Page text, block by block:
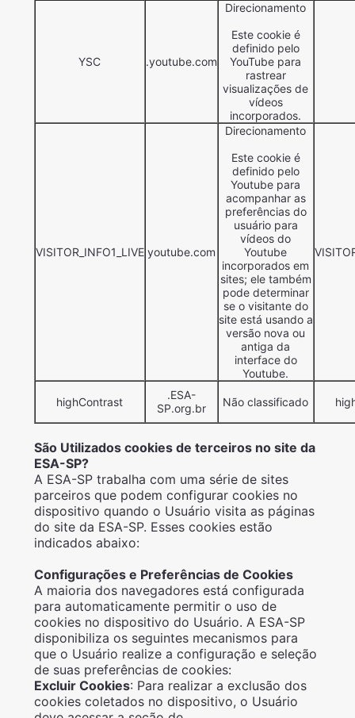
YSC .youtube.com
Direcionamento
Este cookie é
definido pelo
YouTube para
rastrear
visualizações de
vídeos
incorporados.
VISITOR_INFO1_LIVE youtube.com
Direcionamento
Este cookie é
definido pelo
Youtube para
acompanhar as
preferências do
usuário para
vídeos do
Youtube
incorporados em
sites; ele também
pode determinar
se o visitante do
site está usando a
versão nova ou
antiga da
interface do
Youtube.
highContrast
.ESA-
SP.org.br
Não classificado
São Utilizados cookies de terceiros no site da
ESA-SP?
A ESA-SP trabalha com uma série de sites
parceiros que podem configurar cookies no
dispositivo quando o Usuário visita as páginas
do site da ESA-SP. Esses cookies estão
indicados abaixo:
Configurações e Preferências de Cookies
A maioria dos navegadores está configurada
para automaticamente permitir o uso de
cookies no dispositivo do Usuário. A ESA-SP
disponibiliza os seguintes mecanismos para
que o Usuário realize a configuração e seleção
de suas preferências de cookies:
Excluir Cookies: Para realizar a exclusão dos
cookies coletados no dispositivo, o Usuário